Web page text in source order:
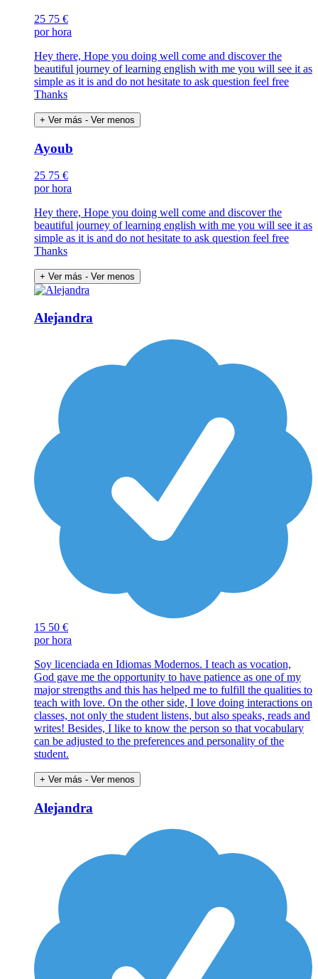
25 75 €
por hora
Hey there, Hope you doing well come and discover the
beautiful journey of learning english with me you will see it as
simple as it is and do not hesitate to ask question feel free
Thanks
+ Ver más - Ver menos
Ayoub
25 75 €
por hora
Hey there, Hope you doing well come and discover the
beautiful journey of learning english with me you will see it as
simple as it is and do not hesitate to ask question feel free
Thanks
+ Ver más - Ver menos
Alejandra
15 50 €
por hora
Soy licenciada en Idiomas Modernos. I teach as vocation,
God gave me the opportunity to have patience as one of my
major strengths and this has helped me to fulfill the qualities to
teach with love. On the other side, I love doing interactions on
classes, not only the student listens, but also speaks, reads and
writes! Besides, I like to know the person so that vocabulary
can be adjusted to the preferences and personality of the
student.
+ Ver más - Ver menos
Alejandra